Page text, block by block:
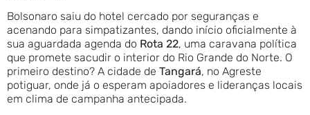
Bolsonaro saiu do hotel cercado por seguranças e
acenando para simpatizantes, dando início oficialmente à
sua aguardada agenda do Rota 22, uma caravana política
que promete sacudir o interior do Rio Grande do Norte. O
primeiro destino? A cidade de Tangará, no Agreste
potiguar, onde já o esperam apoiadores e lideranças locais
em clima de campanha antecipada.